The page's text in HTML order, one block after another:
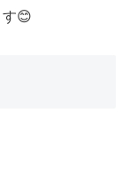
😊